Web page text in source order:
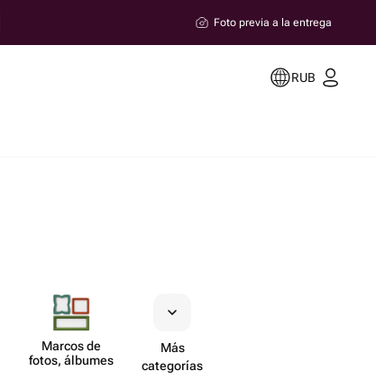
Foto previa a la entrega
RUB
Marcos de
fotos, álbumes
Más
categorías